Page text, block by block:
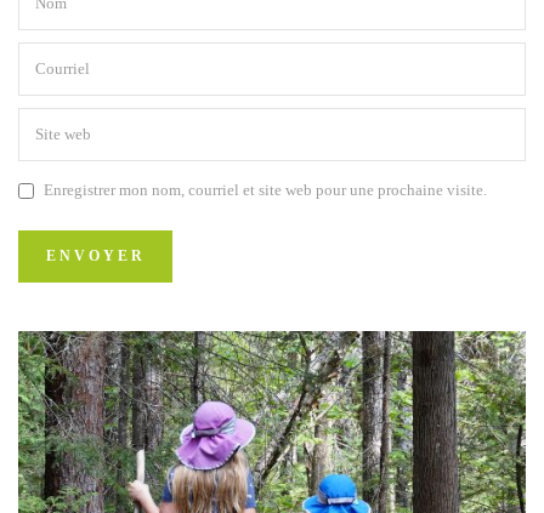
Enregistrer mon nom, courriel et site web pour une prochaine visite.